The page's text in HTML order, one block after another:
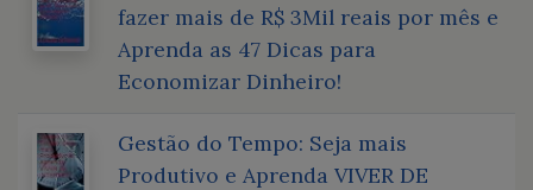
fazer mais de R$ 3Mil reais por mês e
Aprenda as 47 Dicas para
Economizar Dinheiro!
Gestão do Tempo: Seja mais
Produtivo e Aprenda VIVER DE